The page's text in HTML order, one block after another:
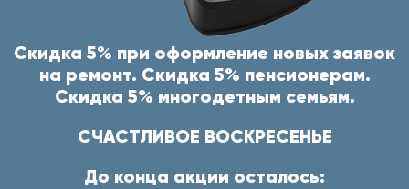
Скидка 5% при оформление новых заявок
на ремонт. Скидка 5% пенсионерам.
Скидка 5% многодетным семьям.
СЧАСТЛИВОЕ ВОСКРЕСЕНЬЕ
До конца акции осталось: